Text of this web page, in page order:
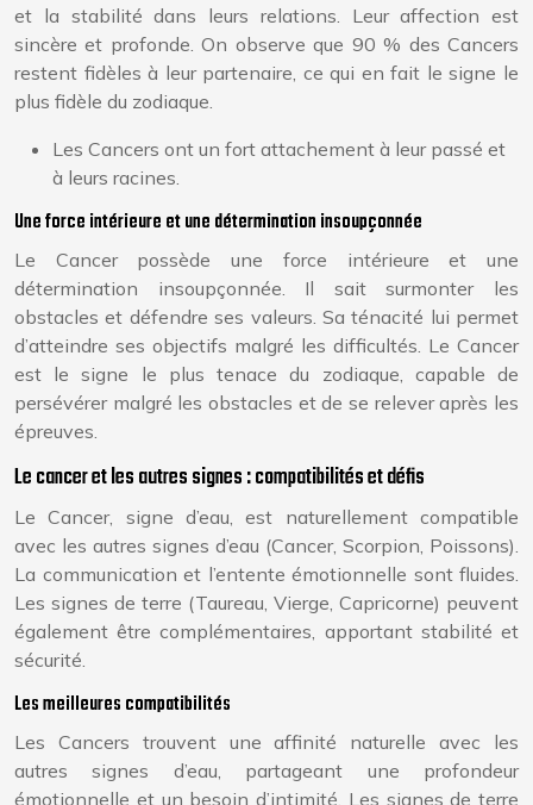
et la stabilité dans leurs relations. Leur affection est
sincère et profonde. On observe que 90 % des Cancers
restent fidèles à leur partenaire, ce qui en fait le signe le
plus fidèle du zodiaque.
Les Cancers ont un fort attachement à leur passé et
à leurs racines.
Une force intérieure et une détermination insoupçonnée
Le Cancer possède une force intérieure et une
détermination insoupçonnée. Il sait surmonter les
obstacles et défendre ses valeurs. Sa ténacité lui permet
d’atteindre ses objectifs malgré les difficultés. Le Cancer
est le signe le plus tenace du zodiaque, capable de
persévérer malgré les obstacles et de se relever après les
épreuves.
Le cancer et les autres signes : compatibilités et défis
Le Cancer, signe d’eau, est naturellement compatible
avec les autres signes d’eau (Cancer, Scorpion, Poissons).
La communication et l’entente émotionnelle sont fluides.
Les signes de terre (Taureau, Vierge, Capricorne) peuvent
également être complémentaires, apportant stabilité et
sécurité.
Les meilleures compatibilités
Les Cancers trouvent une affinité naturelle avec les
autres signes d’eau, partageant une profondeur
émotionnelle et un besoin d’intimité. Les signes de terre